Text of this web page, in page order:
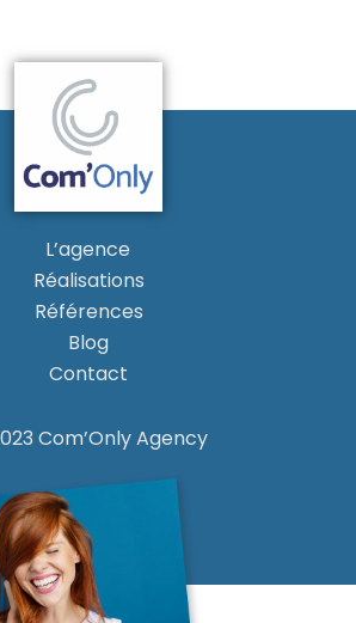
L’agence
Réalisations
Références
Blog
Contact
Com’Only Agency